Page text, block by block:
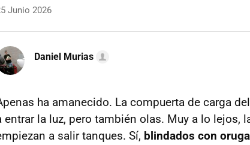
Junio 2026
Daniel Murias
ha amanecido. La compuerta de carga
entrar la luz, pero también olas. Muy a lo lejos,
a salir tanques. Sí, blindados con